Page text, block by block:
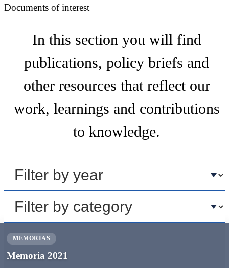
Documents of interest
In this section you will find
publications, policy briefs and
other resources that reflect our
work, learnings and contributions
to knowledge.
MEMORIAS
Memoria 2021